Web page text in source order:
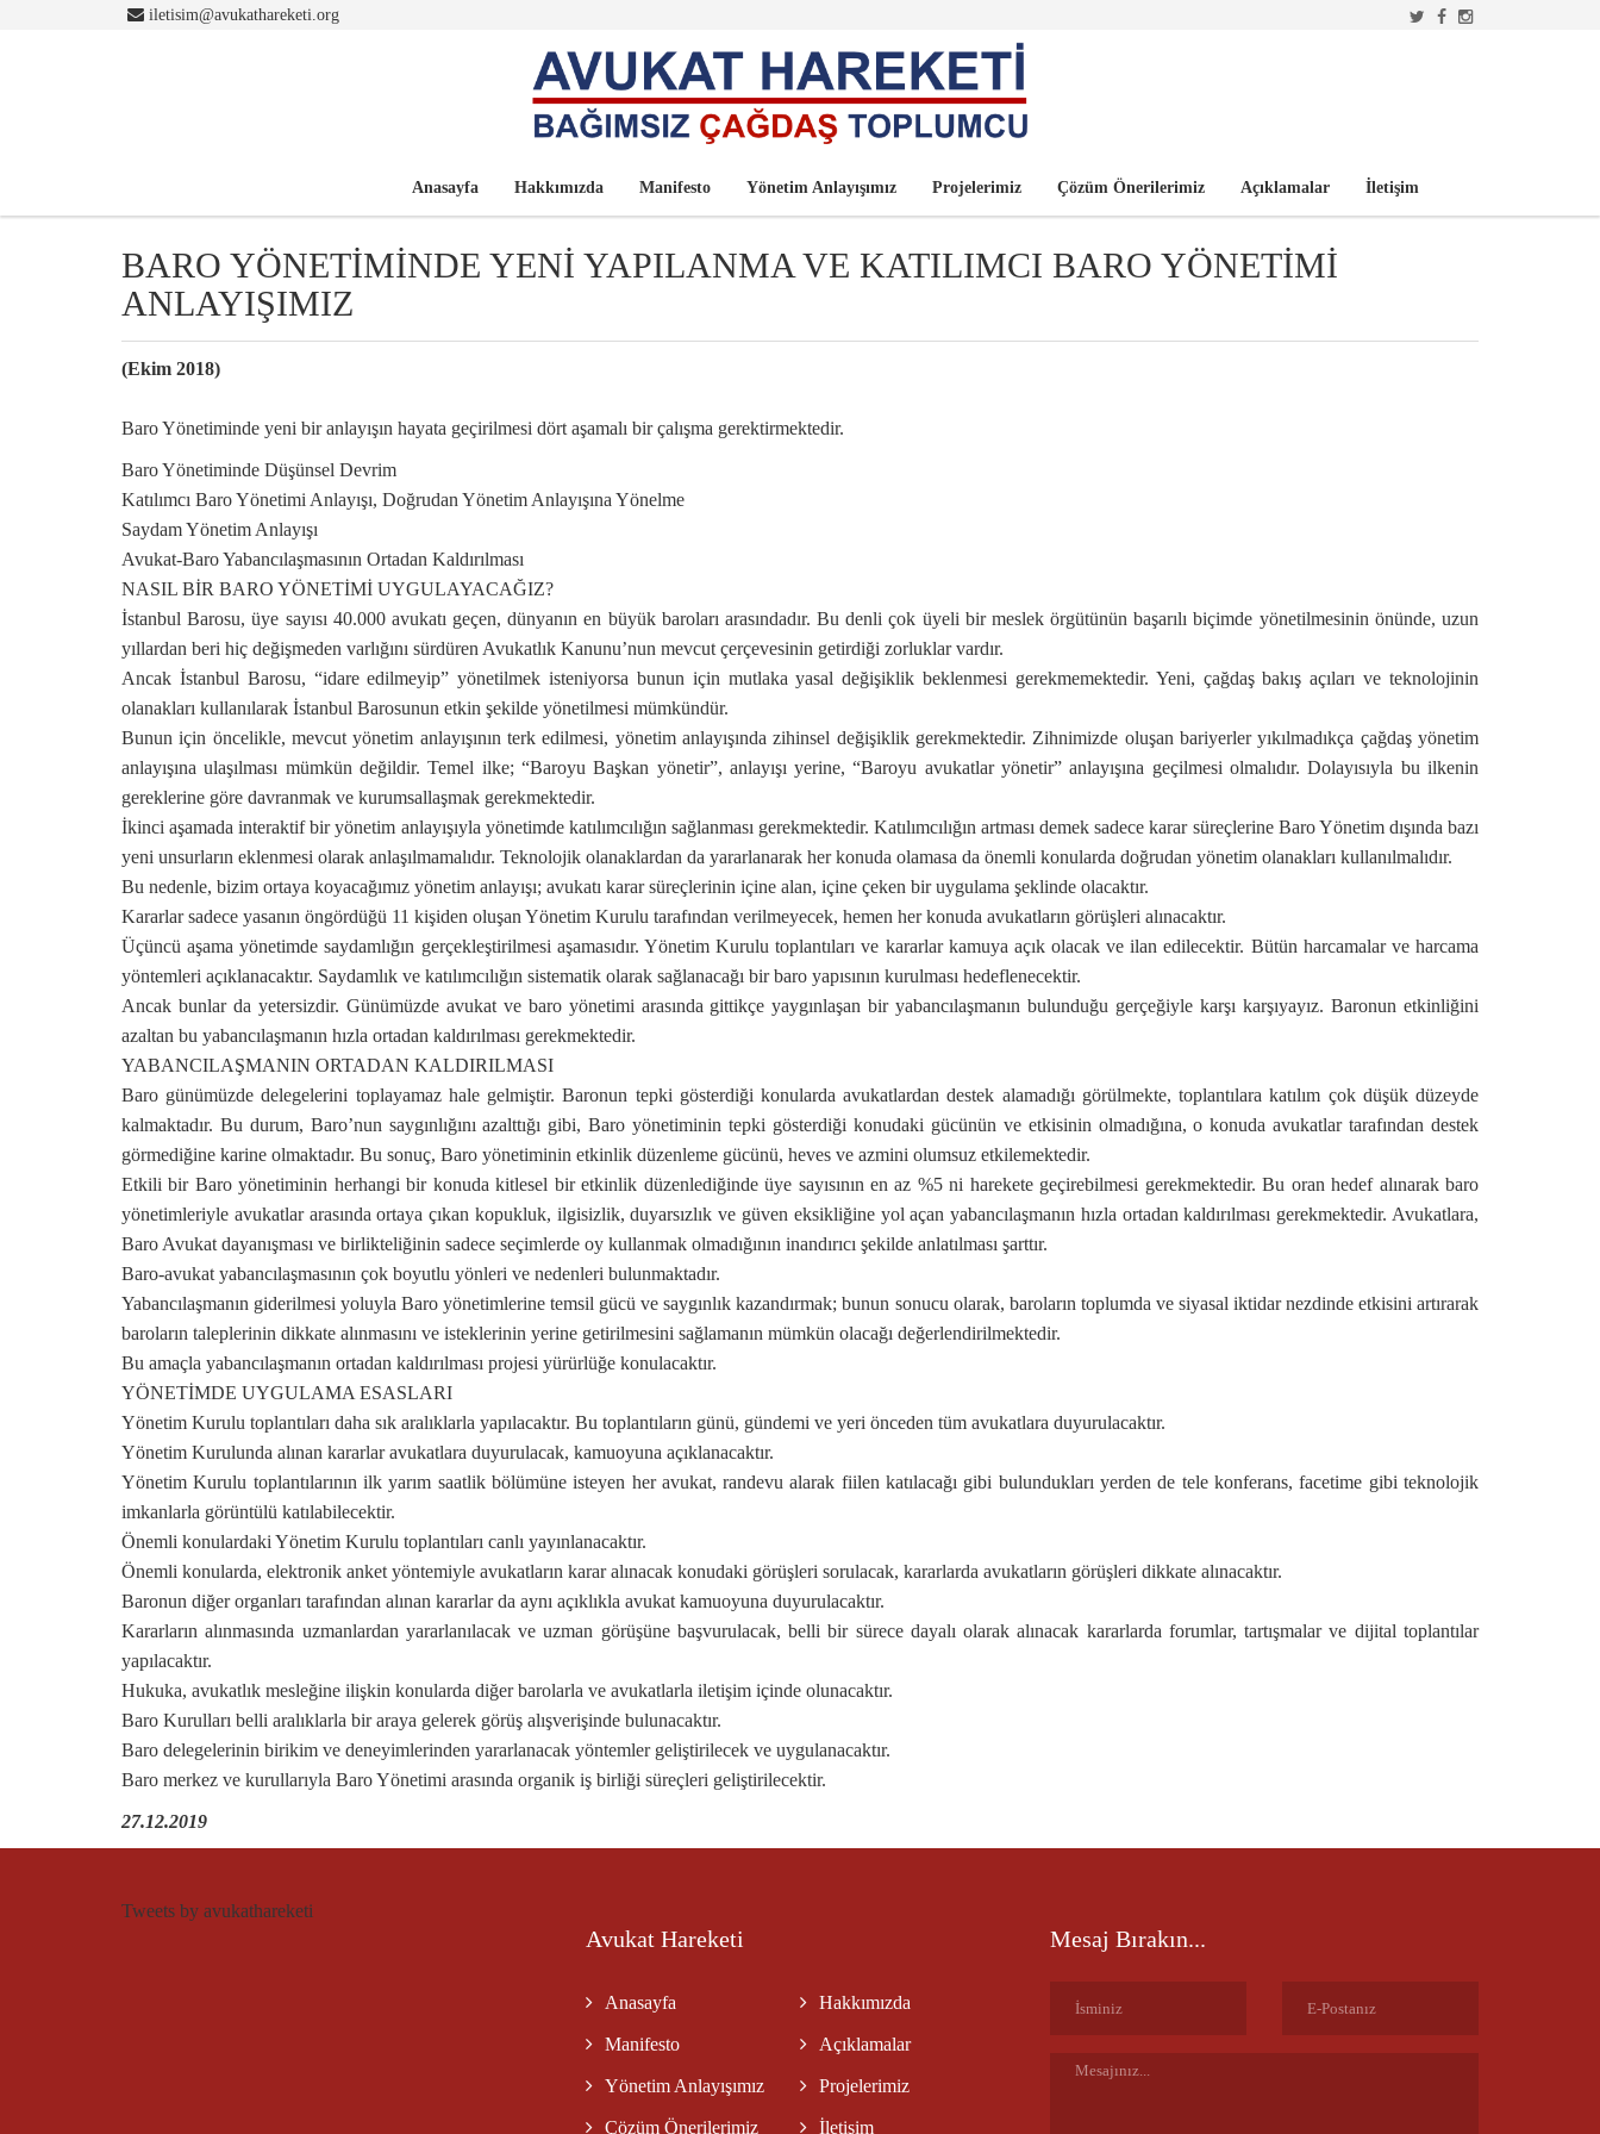
iletisim@avukathareketi.org
Anasayfa Hakkımızda Manifesto Yönetim Anlayışımız Projelerimiz Çözüm Önerilerimiz Açıklamalar İletişim
BARO YÖNETİMİNDE YENİ YAPILANMA VE KATILIMCI BARO YÖNETİMİ
ANLAYIŞIMIZ
(Ekim 2018)
Baro Yönetiminde yeni bir anlayışın hayata geçirilmesi dört aşamalı bir çalışma gerektirmektedir.
Baro Yönetiminde Düşünsel Devrim
Katılımcı Baro Yönetimi Anlayışı, Doğrudan Yönetim Anlayışına Yönelme
Saydam Yönetim Anlayışı
Avukat-Baro Yabancılaşmasının Ortadan Kaldırılması
NASIL BİR BARO YÖNETİMİ UYGULAYACAĞIZ?
İstanbul Barosu, üye sayısı 40.000 avukatı geçen, dünyanın en büyük baroları arasındadır. Bu denli çok üyeli bir meslek örgütünün başarılı biçimde yönetilmesinin önünde, uzun
yıllardan beri hiç değişmeden varlığını sürdüren Avukatlık Kanunu’nun mevcut çerçevesinin getirdiği zorluklar vardır.
Ancak İstanbul Barosu, “idare edilmeyip” yönetilmek isteniyorsa bunun için mutlaka yasal değişiklik beklenmesi gerekmemektedir. Yeni, çağdaş bakış açıları ve teknolojinin
olanakları kullanılarak İstanbul Barosunun etkin şekilde yönetilmesi mümkündür.
Bunun için öncelikle, mevcut yönetim anlayışının terk edilmesi, yönetim anlayışında zihinsel değişiklik gerekmektedir. Zihnimizde oluşan bariyerler yıkılmadıkça çağdaş yönetim
anlayışına ulaşılması mümkün değildir. Temel ilke; “Baroyu Başkan yönetir”, anlayışı yerine, “Baroyu avukatlar yönetir” anlayışına geçilmesi olmalıdır. Dolayısıyla bu ilkenin
gereklerine göre davranmak ve kurumsallaşmak gerekmektedir.
İkinci aşamada interaktif bir yönetim anlayışıyla yönetimde katılımcılığın sağlanması gerekmektedir. Katılımcılığın artması demek sadece karar süreçlerine Baro Yönetim dışında bazı
yeni unsurların eklenmesi olarak anlaşılmamalıdır. Teknolojik olanaklardan da yararlanarak her konuda olamasa da önemli konularda doğrudan yönetim olanakları kullanılmalıdır.
Bu nedenle, bizim ortaya koyacağımız yönetim anlayışı; avukatı karar süreçlerinin içine alan, içine çeken bir uygulama şeklinde olacaktır.
Kararlar sadece yasanın öngördüğü 11 kişiden oluşan Yönetim Kurulu tarafından verilmeyecek, hemen her konuda avukatların görüşleri alınacaktır.
Üçüncü aşama yönetimde saydamlığın gerçekleştirilmesi aşamasıdır. Yönetim Kurulu toplantıları ve kararlar kamuya açık olacak ve ilan edilecektir. Bütün harcamalar ve harcama
yöntemleri açıklanacaktır. Saydamlık ve katılımcılığın sistematik olarak sağlanacağı bir baro yapısının kurulması hedeflenecektir.
Ancak bunlar da yetersizdir. Günümüzde avukat ve baro yönetimi arasında gittikçe yaygınlaşan bir yabancılaşmanın bulunduğu gerçeğiyle karşı karşıyayız. Baronun etkinliğini
azaltan bu yabancılaşmanın hızla ortadan kaldırılması gerekmektedir.
YABANCILAŞMANIN ORTADAN KALDIRILMASI
Baro günümüzde delegelerini toplayamaz hale gelmiştir. Baronun tepki gösterdiği konularda avukatlardan destek alamadığı görülmekte, toplantılara katılım çok düşük düzeyde
kalmaktadır. Bu durum, Baro’nun saygınlığını azalttığı gibi, Baro yönetiminin tepki gösterdiği konudaki gücünün ve etkisinin olmadığına, o konuda avukatlar tarafından destek
görmediğine karine olmaktadır. Bu sonuç, Baro yönetiminin etkinlik düzenleme gücünü, heves ve azmini olumsuz etkilemektedir.
Etkili bir Baro yönetiminin herhangi bir konuda kitlesel bir etkinlik düzenlediğinde üye sayısının en az %5 ni harekete geçirebilmesi gerekmektedir. Bu oran hedef alınarak baro
yönetimleriyle avukatlar arasında ortaya çıkan kopukluk, ilgisizlik, duyarsızlık ve güven eksikliğine yol açan yabancılaşmanın hızla ortadan kaldırılması gerekmektedir. Avukatlara,
Baro Avukat dayanışması ve birlikteliğinin sadece seçimlerde oy kullanmak olmadığının inandırıcı şekilde anlatılması şarttır.
Baro-avukat yabancılaşmasının çok boyutlu yönleri ve nedenleri bulunmaktadır.
Yabancılaşmanın giderilmesi yoluyla Baro yönetimlerine temsil gücü ve saygınlık kazandırmak; bunun sonucu olarak, baroların toplumda ve siyasal iktidar nezdinde etkisini artırarak
baroların taleplerinin dikkate alınmasını ve isteklerinin yerine getirilmesini sağlamanın mümkün olacağı değerlendirilmektedir.
Bu amaçla yabancılaşmanın ortadan kaldırılması projesi yürürlüğe konulacaktır.
YÖNETİMDE UYGULAMA ESASLARI
Yönetim Kurulu toplantıları daha sık aralıklarla yapılacaktır. Bu toplantıların günü, gündemi ve yeri önceden tüm avukatlara duyurulacaktır.
Yönetim Kurulunda alınan kararlar avukatlara duyurulacak, kamuoyuna açıklanacaktır.
Yönetim Kurulu toplantılarının ilk yarım saatlik bölümüne isteyen her avukat, randevu alarak fiilen katılacağı gibi bulundukları yerden de tele konferans, facetime gibi teknolojik
imkanlarla görüntülü katılabilecektir.
Önemli konulardaki Yönetim Kurulu toplantıları canlı yayınlanacaktır.
Önemli konularda, elektronik anket yöntemiyle avukatların karar alınacak konudaki görüşleri sorulacak, kararlarda avukatların görüşleri dikkate alınacaktır.
Baronun diğer organları tarafından alınan kararlar da aynı açıklıkla avukat kamuoyuna duyurulacaktır.
Kararların alınmasında uzmanlardan yararlanılacak ve uzman görüşüne başvurulacak, belli bir sürece dayalı olarak alınacak kararlarda forumlar, tartışmalar ve dijital toplantılar
yapılacaktır.
Hukuka, avukatlık mesleğine ilişkin konularda diğer barolarla ve avukatlarla iletişim içinde olunacaktır.
Baro Kurulları belli aralıklarla bir araya gelerek görüş alışverişinde bulunacaktır.
Baro delegelerinin birikim ve deneyimlerinden yararlanacak yöntemler geliştirilecek ve uygulanacaktır.
Baro merkez ve kurullarıyla Baro Yönetimi arasında organik iş birliği süreçleri geliştirilecektir.
27.12.2019
Tweets by avukathareketi
Avukat Hareketi
Anasayfa Hakkımızda
Manifesto Açıklamalar
Yönetim Anlayışımız Projelerimiz
Çözüm Önerilerimiz İletişim
Mesaj Bırakın...